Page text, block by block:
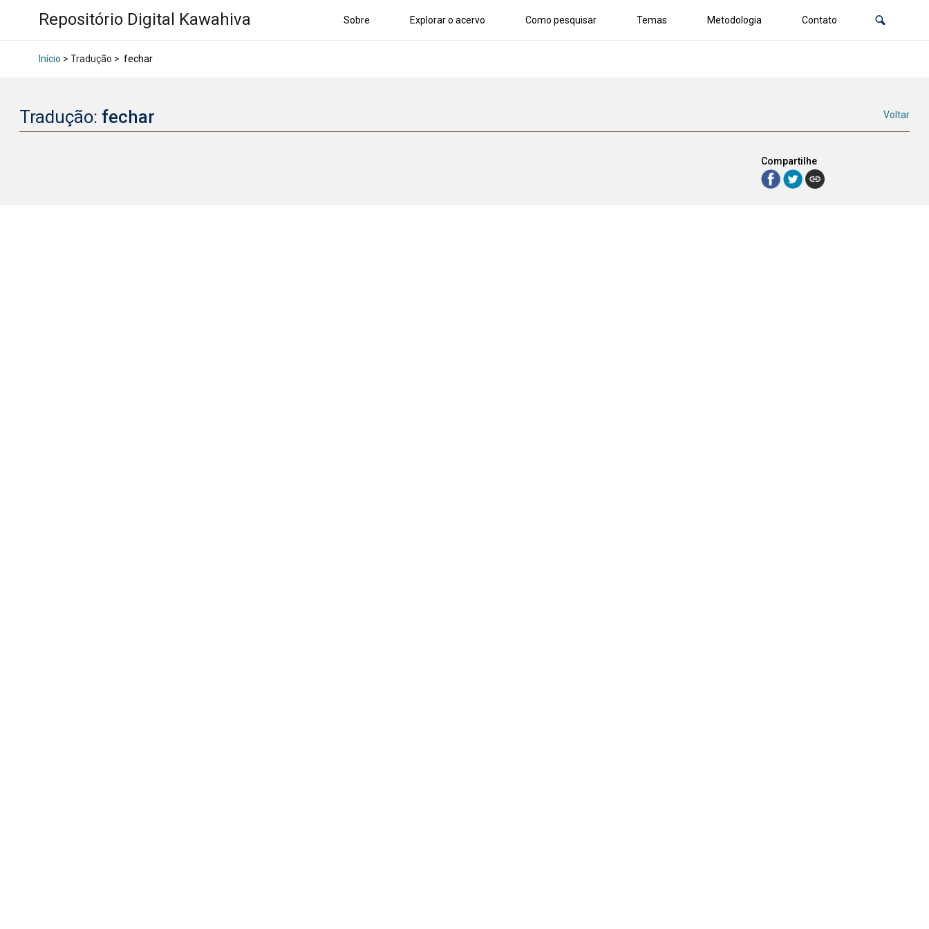
Repositório Digital Kawahiva Sobre Explorar o acervo Como pesquisar Temas Metodologia Contato
Início > Tradução > fechar
Tradução: fechar Voltar
Compartilhe